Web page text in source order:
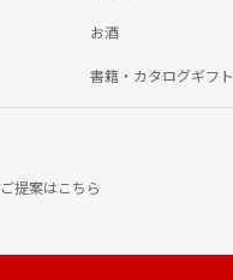
お酒
書籍・カタログギフト
提案はこちら